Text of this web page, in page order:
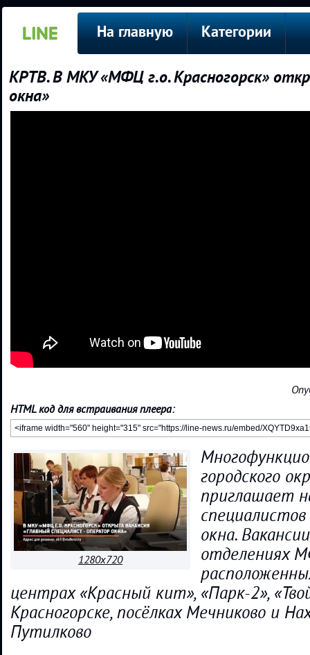
На главную Категории
КРТВ. В МКУ «МФЦ г.о. Красногорск»
окна»
HTML код для встраивания плеера:
1280x720
городского
приглашает
окна.
отделениях
центрах «Красный кит», «Парк-2»,
Красногорске, посёлках Мечниково и
Путилково